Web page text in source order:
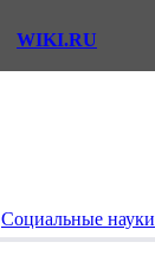
WIKI.RU
Социальные науки